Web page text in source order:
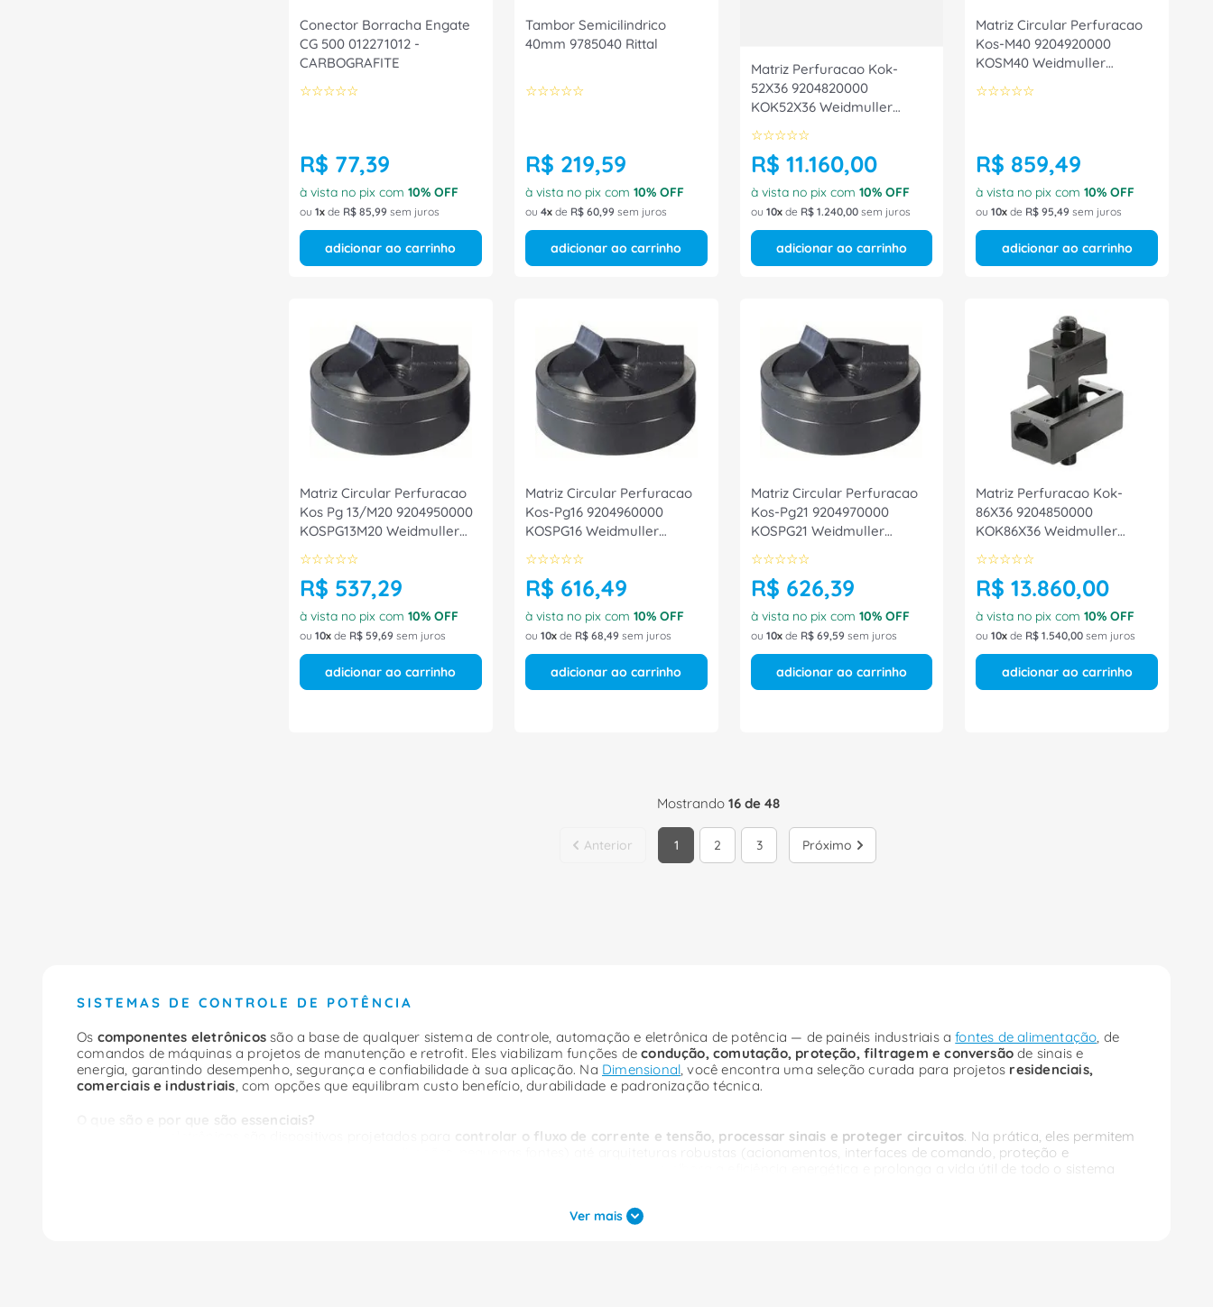
Conector Borracha Engate
CG 500 012271012 -
CARBOGRAFITE
☆☆☆☆☆
R$ 77,39
à vista no pix com 10% OFF
ou 1 de R$ 85 99 sem juros
adicionar ao carrinho
Tambor Semicilindrico
40mm 9785040 Rittal
☆☆☆☆☆
R$ 219,59
à vista no pix com 10% OFF
ou 4 de R$ 60, 99 sem juros
adicionar ao carrinho
Matriz Perfuracao Kok-
52X36 9204820000
KOK52X36 Weidmuller
☆☆☆☆☆
R$ 11.160,00
à vista no pix com 10% OFF
ou 10 de R$ 1.240, 00sem juros
adicionar ao carrinho
Matriz Circular Perfuracao
Kos-M40 9204920000
KOSM40 Weidmuller
Conexel
☆☆☆☆☆
R$ 859,49
à vista no pix com10% OFF
ou10 de R$ 95 ,49 sem juros
adicionar ao carrinho
Matriz Circular Perfuracao
Kos Pg 13/M20 9204950000
KOSPG13M20 Weidmuller
☆☆☆☆☆
R$ 537,29
à vista no pix com 10% OFF
ou 10 de R$ 59 69 sem juros
adicionar ao carrinho
Matriz Circular Perfuracao
Kos-Pg16 9204960000
KOSPG16 Weidmuller
☆☆☆☆☆
R$ 616,49
à vista no pix com 10% OFF
ou 10 de R$ 68 49 sem juros
adicionar ao carrinho
Matriz Circular Perfuracao
Kos-Pg21 9204970000
KOSPG21 Weidmuller
☆☆☆☆☆
R$ 626,39
à vista no pix com 10% OFF
ou 10 de R$ 69 59 sem juros
adicionar ao carrinho
Matriz Perfuracao Kok-
86X36 9204850000
KOK86X36 Weidmuller
☆☆☆☆☆
R$ 13.860,00
à vista no pix com10% OFF
ou10 de R$ 1.540 ,00 sem juros
adicionar ao carrinho
Mostrando 16 de 48
1 2 3
SISTEMAS DE CONTROLE DE POTÊNCIA
Os componentes eletrônicossão a base de qualquer sistema de controle, automação e eletrônica de potência — de painéis industriais afontes de alimentação , de
comandos de máquinas a projetos de manutenção e retrofit. Eles viabilizam funções decondução, comutação, proteção, filtragem e conversão de sinais e
energia, garantindo desempenho, segurança e confiabilidade à sua aplicação. Na Dimensional , você encontra uma seleção curada para projetos residenciais,
comerciais e industriais , com opções que equilibram custo benefício, durabilidade e padronização técnica.
O que são e por que são essenciais?
controlar o fluxo de corrente e tensão, processar sinais e proteger circuitos . Na prática, eles permitem
construir desde soluções simples (indicadores, sinalizações, pequenas fontes) até arquiteturas robustas (acionamentos, interfaces de comando, proteção e
condicionamento de energia). Ao optar por componentes de qualidade, você reduz falhas, melhora a eficiência energética e prolonga a vida útil de todo o sistema
Ver mais